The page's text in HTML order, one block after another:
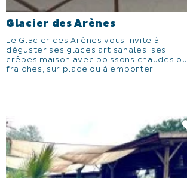
Glacier des Arènes
Le Glacier des Arènes vous invite à
déguster ses glaces artisanales, ses
crêpes maison avec boissons chaudes ou
fraiches, sur place ou à emporter.